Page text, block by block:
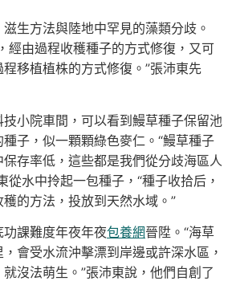
生方法與陸地中罕見的藻類分歧。
經由過程收穫種子的方式修復，又可
移植植株的方式修復。”張沛東先
小院車間，可以看到鰻草種子保留池
子，似一顆顆綠色麥仁。“鰻草種子
存率低，這些都是我們從分歧海區人
從水中拎起一包種子，“種子收拾后，
的方法，投放到天然水域。”
課難度年夜年夜包養網晉陞。“海草
會受水流沖擊漂到岸邊或許深水區，
沒法萌生。”張沛東說，他們自創了